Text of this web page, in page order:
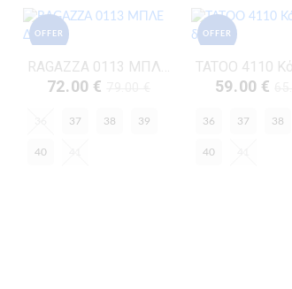
OFFER
RAGAZZA 0113 ΜΠΛΕ ΔΕΡΜΑ
72.00 €
37 38 39
40
OFFER
59.00 €
36 37 38
40